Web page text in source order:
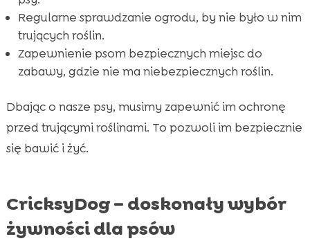
Regularne sprawdzanie ogrodu, by nie było w nim
trujących roślin.
Zapewnienie psom bezpiecznych miejsc do
zabawy, gdzie nie ma niebezpiecznych roślin.
Dbając o nasze psy, musimy zapewnić im ochronę
przed trującymi roślinami. To pozwoli im bezpiecznie
się bawić i żyć.
CricksyDog – doskonały wybór
żywności dla psów